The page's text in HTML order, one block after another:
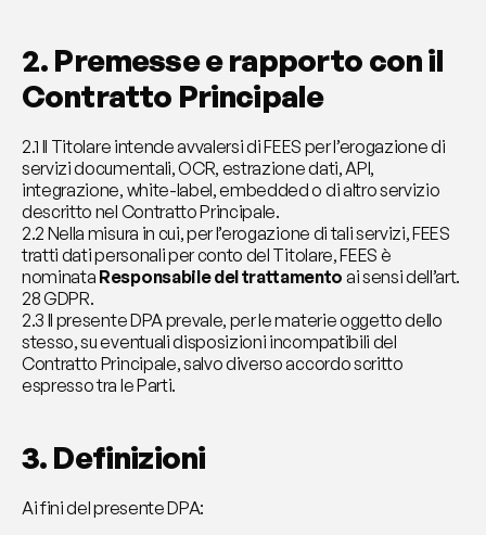
2. Premesse e rapporto con il
Contratto Principale
2.1 Il Titolare intende avvalersi di FEES per l’erogazione di
servizi documentali, OCR, estrazione dati, API,
integrazione, white-label, embedded o di altro servizio
descritto nel Contratto Principale.
2.2 Nella misura in cui, per l’erogazione di tali servizi, FEES
tratti dati personali per conto del Titolare, FEES è
nominata Responsabile del trattamento ai sensi dell’art.
28 GDPR.
2.3 Il presente DPA prevale, per le materie oggetto dello
stesso, su eventuali disposizioni incompatibili del
Contratto Principale, salvo diverso accordo scritto
espresso tra le Parti.
3. Definizioni
Ai fini del presente DPA: